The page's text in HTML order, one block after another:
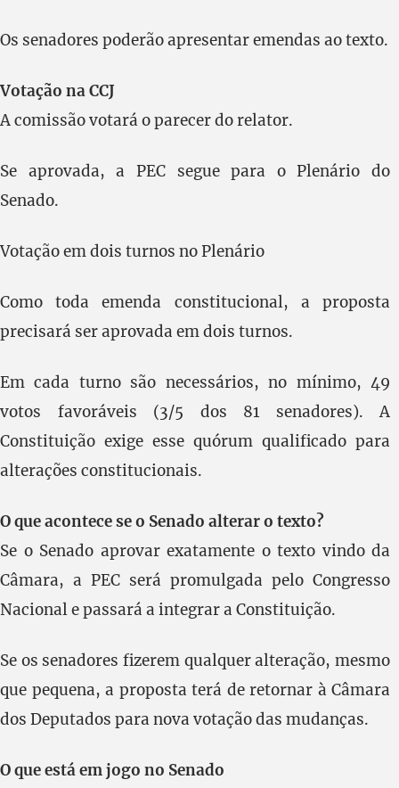
Os senadores poderão apresentar emendas ao texto.
Votação na CCJ
A comissão votará o parecer do relator.
Se aprovada, a PEC segue para o Plenário do
Senado.
Votação em dois turnos no Plenário
Como toda emenda constitucional, a proposta
precisará ser aprovada em dois turnos.
Em cada turno são necessários, no mínimo, 49
votos favoráveis (3/5 dos 81 senadores). A
Constituição exige esse quórum qualificado para
alterações constitucionais.
O que acontece se o Senado alterar o texto?
Se o Senado aprovar exatamente o texto vindo da
Câmara, a PEC será promulgada pelo Congresso
Nacional e passará a integrar a Constituição.
Se os senadores fizerem qualquer alteração, mesmo
que pequena, a proposta terá de retornar à Câmara
dos Deputados para nova votação das mudanças.
O que está em jogo no Senado